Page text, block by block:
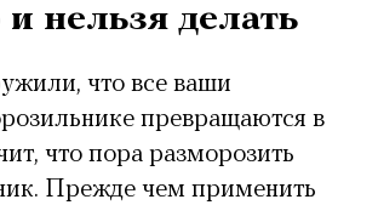
нельзя делать
что все ваши
превращаются в
что пора разморозить
Прежде чем применить